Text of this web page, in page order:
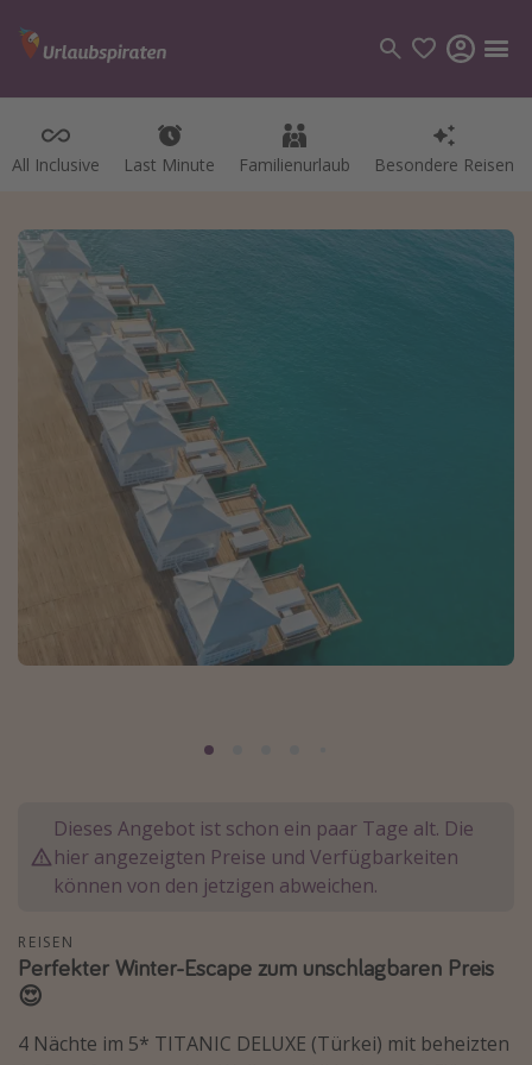
All Inclusive Last Minute Familienurlaub Besondere Reisen
Kategorien
Hotel
Pauschalreisen
Kreuzfahrten
Reiseziele
Alle Reiseziele
Bodensee Urlaub
Normandie Urlaub
Japan Rundreise
Reisethemen
Alle Reisethemen
Wellnessurlaub
Roadtrips
Dieses Angebot ist schon ein paar Tage alt. Die
hier angezeigten Preise und Verfügbarkeiten
können von den jetzigen abweichen.
REISEN
Perfekter Winter-Escape zum unschlagbaren Preis
😍
4 Nächte im 5* TITANIC DELUXE (Türkei) mit beheizten